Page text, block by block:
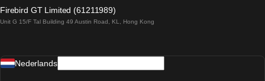
Treinen van Praag naar Wenen
Firebird GT Limited (61211989)
Unit G 15/F Tal Building 49 Austin Road, KL, Hong Kong
Nederlands